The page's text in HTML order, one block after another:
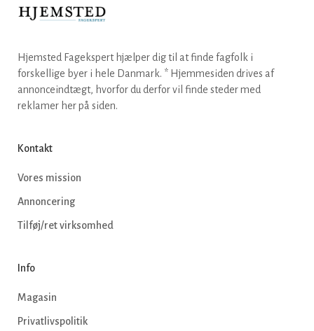
Hjemsted Fagekspert hjælper dig til at finde fagfolk i
forskellige byer i hele Danmark. * Hjemmesiden drives af
annonceindtægt, hvorfor du derfor vil finde steder med
reklamer her på siden.
Kontakt
Vores mission
Annoncering
Tilføj/ret virksomhed
Info
Magasin
Privatlivspolitik